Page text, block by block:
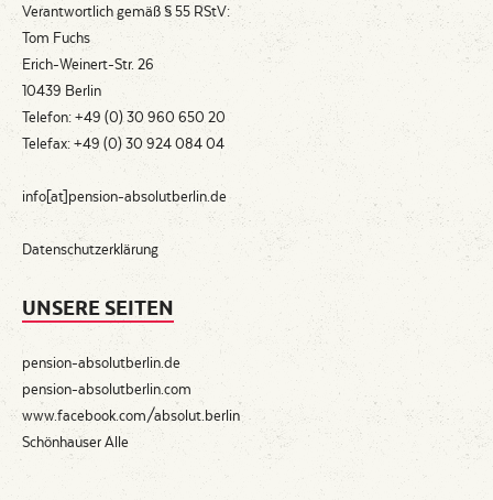
Verantwortlich gemäß § 55 RStV:
Tom Fuchs
Erich-Weinert-Str. 26
10439 Berlin
Telefon: +49 (0) 30 960 650 20
Telefax: +49 (0) 30 924 084 04
info[at]pension-absolutberlin.de
Datenschutzerklärung
UNSERE SEITEN
pension-absolutberlin.de
pension-absolutberlin.com
www.facebook.com/absolut.berlin
Schönhauser Alle